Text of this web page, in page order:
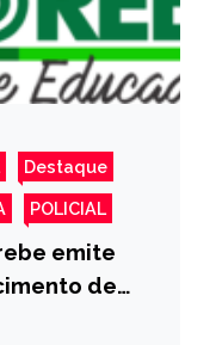
Destaque
POLICIAL
emite
de